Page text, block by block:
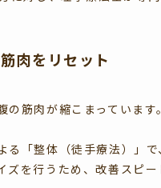
肉をリセット
の筋肉が縮こまっていま
る「整体（徒手療法）」
を行うため、改善スピー